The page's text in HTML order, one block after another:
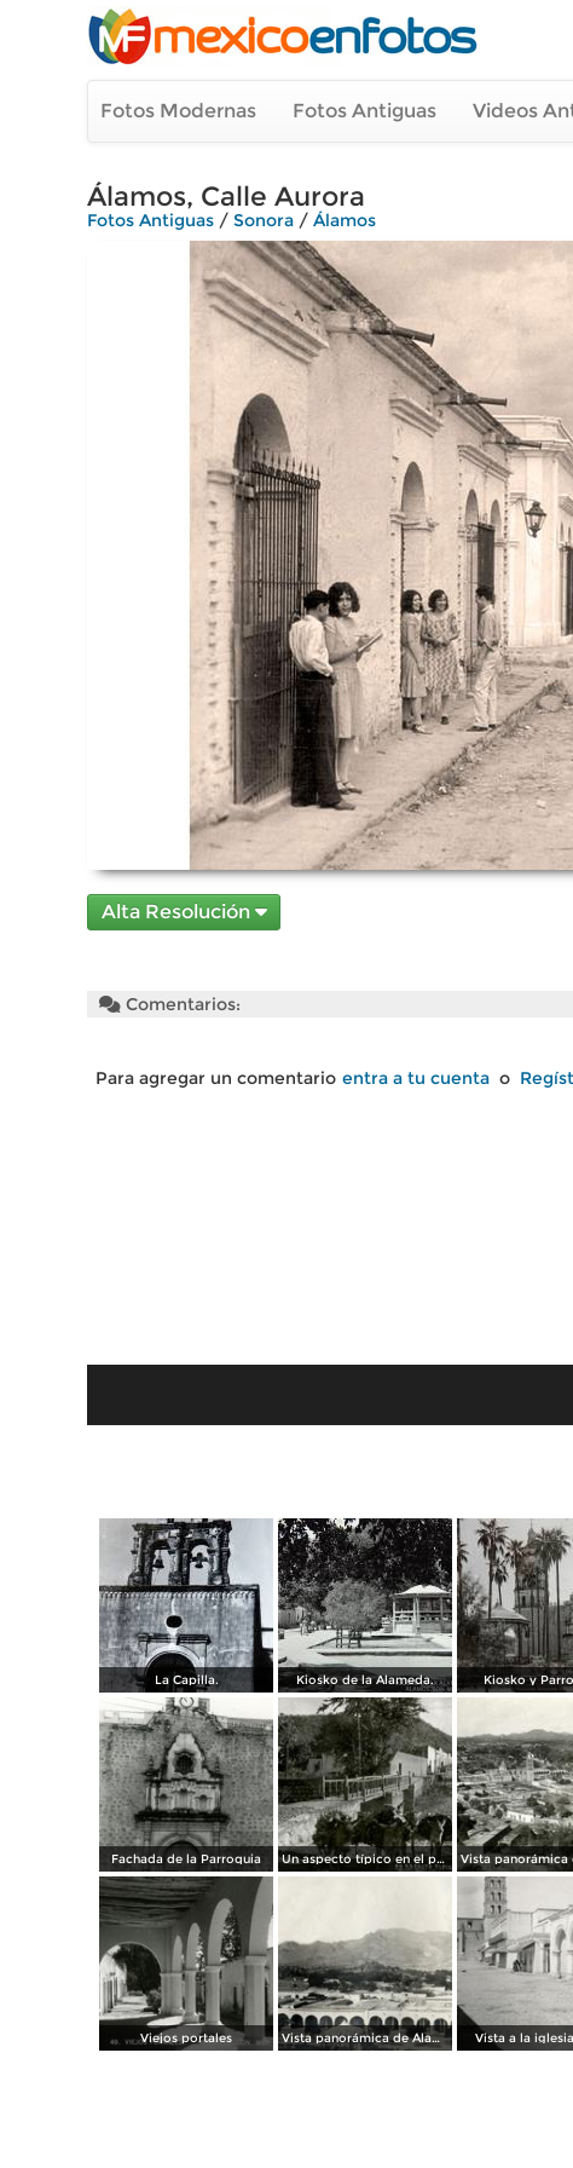
Fotos Modernas Fotos Antiguas Videos
Álamos, Calle Aurora
Fotos Antiguas / Sonora / Álamos
Alta Resolución
Comentarios:
Para agregar un comentario entra a tu cuenta o
La Capilla. Kiosko de la Alameda. Kiosko y
Fachada de la Parroquia Un aspecto típico en el puente
Viejos portales Vista panorámica de Álamos (1908) Vista a la